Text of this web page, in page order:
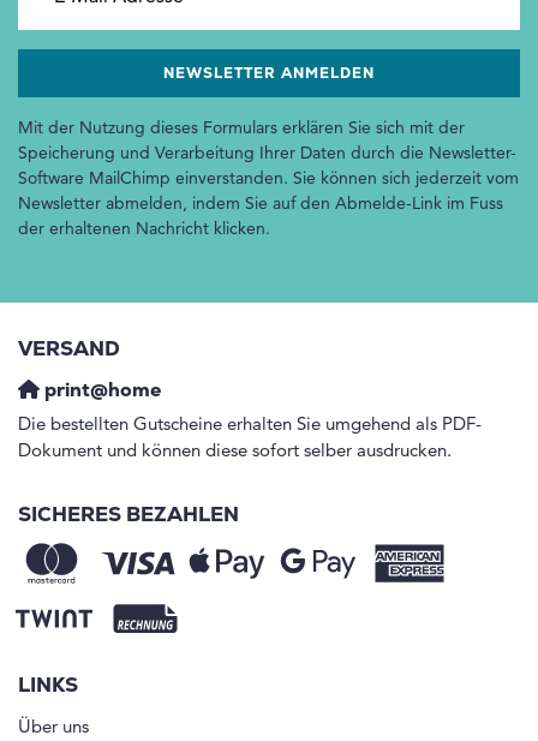
Mit der Nutzung dieses Formulars erklären Sie sich mit der
Speicherung und Verarbeitung Ihrer Daten durch die Newsletter-
Software MailChimp einverstanden. Sie können sich jederzeit vom
Newsletter abmelden, indem Sie auf den Abmelde-Link im Fuss
der erhaltenen Nachricht klicken.
VERSAND
print@home
Die bestellten Gutscheine erhalten Sie umgehend als PDF-
Dokument und können diese sofort selber ausdrucken.
SICHERES BEZAHLEN
LINKS
Über uns